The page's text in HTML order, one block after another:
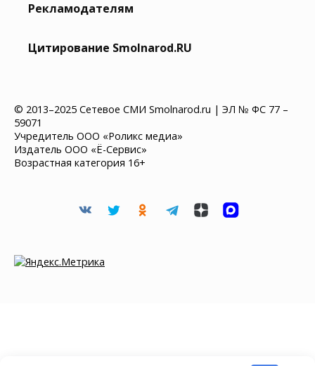
Рекламодателям
Цитирование Smolnarod.RU
© 2013–2025 Сетевое СМИ Smolnarod.ru | ЭЛ № ФС 77 –
59071
Учредитель ООО «Роликс медиа»
Издатель ООО «Ё-Сервис»
Возрастная категория 16+